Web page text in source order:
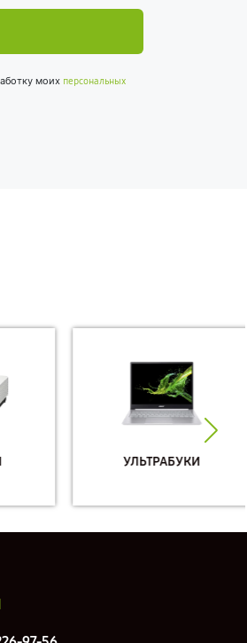
моих персональных
УЛЬТРАБУКИ